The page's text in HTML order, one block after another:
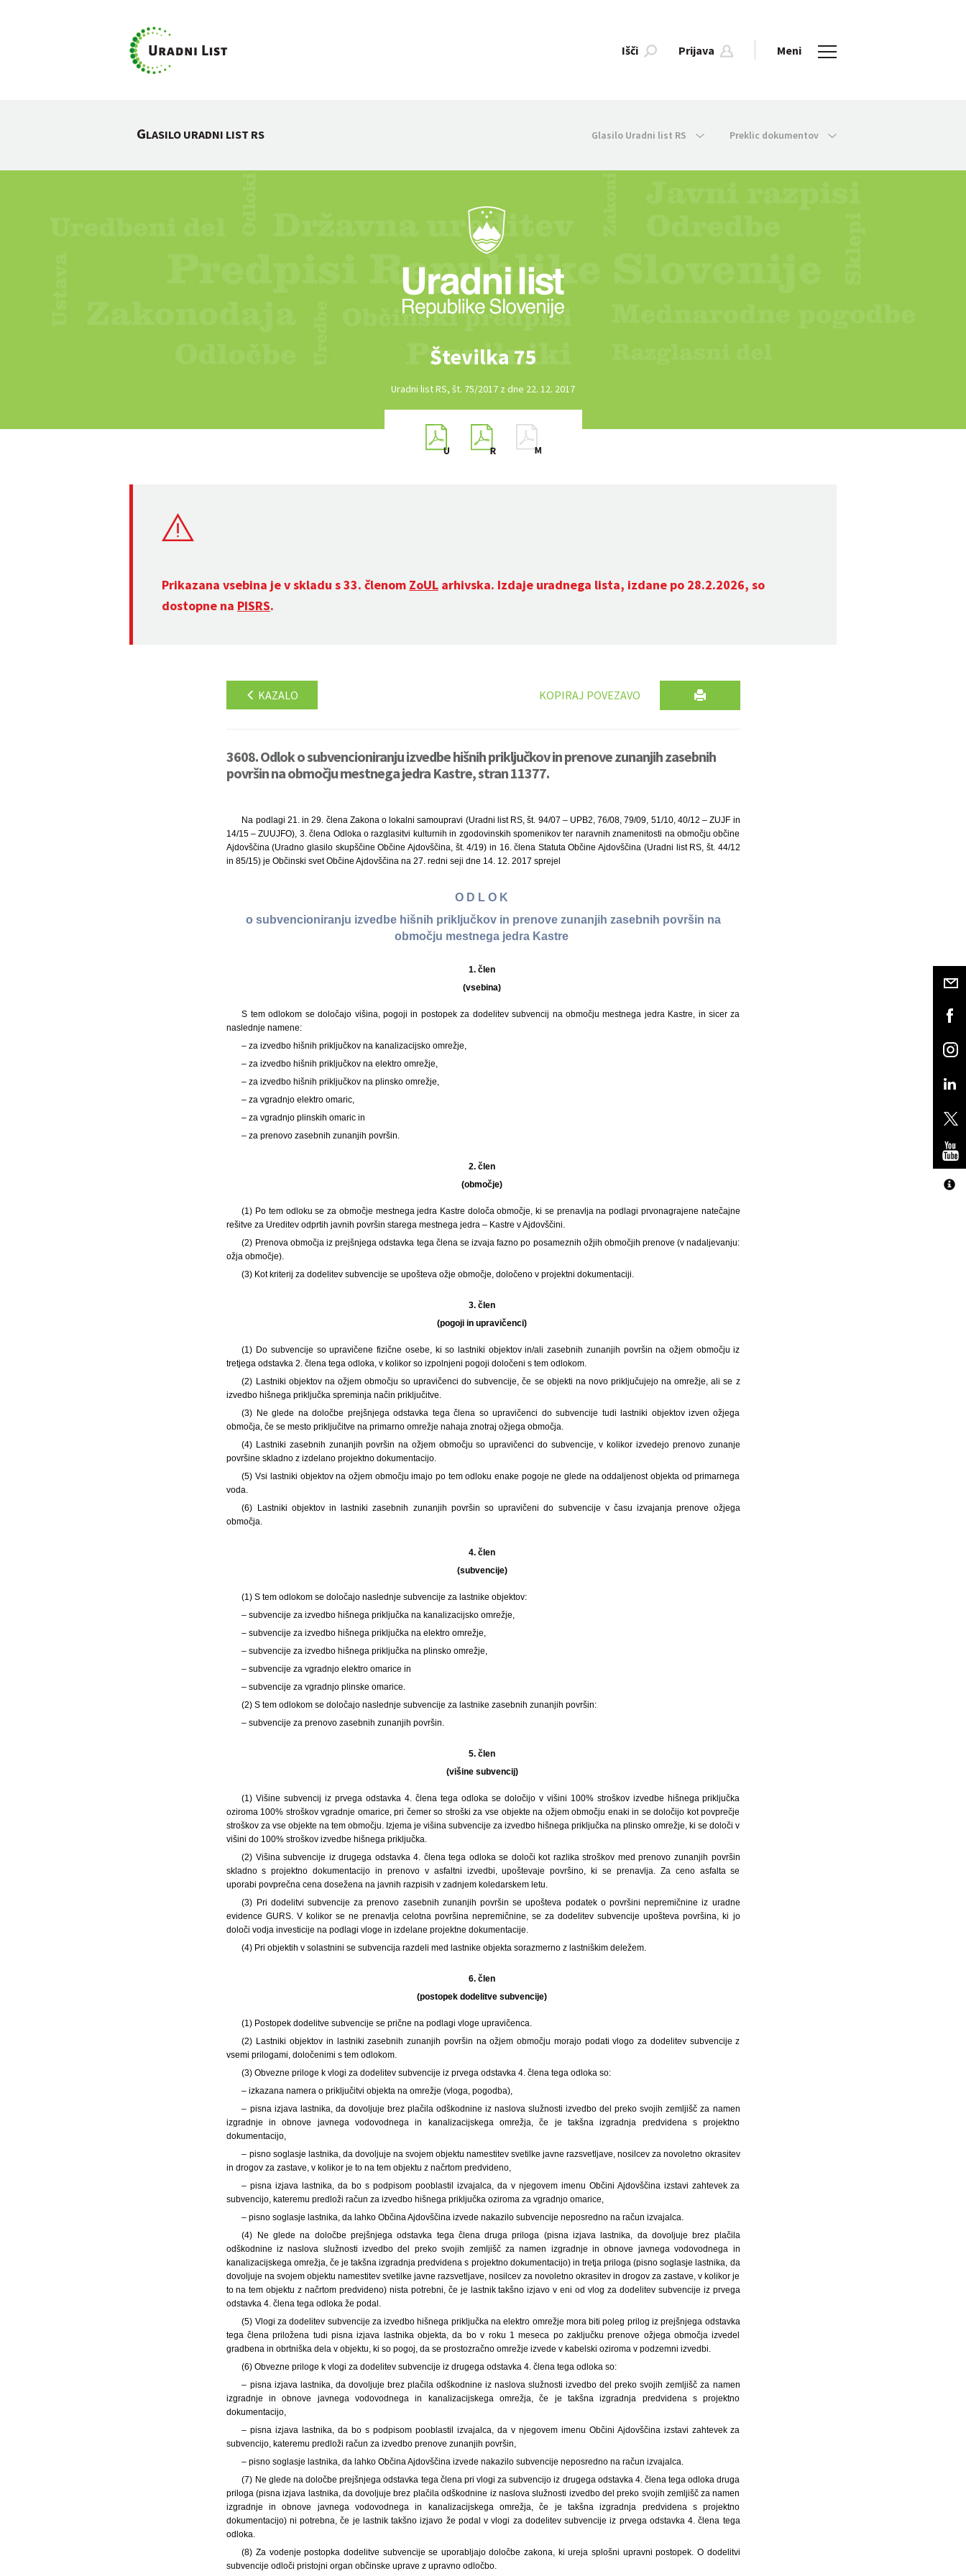
Išči Prijava Meni
GLASILO URADNI LIST RS Glasilo Uradni list RS Preklic dokumentov
Številka 75
Uradni list RS, št. 75/2017 z dne 22. 12. 2017
Prikazana vsebina je v skladu s 33. členom ZoUL arhivska. Izdaje uradnega lista, izdane po 28.2.2026, so
dostopne na PISRS.
KAZALO KOPIRAJ POVEZAVO
3608. Odlok o subvencioniranju izvedbe hišnih priključkov in prenove zunanjih zasebnih
površin na območju mestnega jedra Kastre, stran 11377.
Na podlagi 21. in 29. člena Zakona o lokalni samoupravi (Uradni list RS, št. 94/07 – UPB2, 76/08, 79/09, 51/10, 40/12 – ZUJF in
14/15 – ZUUJFO), 3. člena Odloka o razglasitvi kulturnih in zgodovinskih spomenikov ter naravnih znamenitosti na območju občine
Ajdovščina (Uradno glasilo skupščine Občine Ajdovščina, št. 4/19) in 16. člena Statuta Občine Ajdovščina (Uradni list RS, št. 44/12
in 85/15) je Občinski svet Občine Ajdovščina na 27. redni seji dne 14. 12. 2017 sprejel
O D L O K
o subvencioniranju izvedbe hišnih priključkov in prenove zunanjih zasebnih površin na
območju mestnega jedra Kastre
1. člen
(vsebina)
S tem odlokom se določajo višina, pogoji in postopek za dodelitev subvencij na območju mestnega jedra Kastre, in sicer za
naslednje namene:
– za izvedbo hišnih priključkov na kanalizacijsko omrežje,
– za izvedbo hišnih priključkov na elektro omrežje,
– za izvedbo hišnih priključkov na plinsko omrežje,
– za vgradnjo elektro omaric,
– za vgradnjo plinskih omaric in
– za prenovo zasebnih zunanjih površin.
2. člen
(območje)
(1) Po tem odloku se za območje mestnega jedra Kastre določa območje, ki se prenavlja na podlagi prvonagrajene natečajne
rešitve za Ureditev odprtih javnih površin starega mestnega jedra – Kastre v Ajdovščini.
(2) Prenova območja iz prejšnjega odstavka tega člena se izvaja fazno po posameznih ožjih območjih prenove (v nadaljevanju:
ožja območje).
(3) Kot kriterij za dodelitev subvencije se upošteva ožje območje, določeno v projektni dokumentaciji.
3. člen
(pogoji in upravičenci)
(1) Do subvencije so upravičene fizične osebe, ki so lastniki objektov in/ali zasebnih zunanjih površin na ožjem območju iz
tretjega odstavka 2. člena tega odloka, v kolikor so izpolnjeni pogoji določeni s tem odlokom.
(2) Lastniki objektov na ožjem območju so upravičenci do subvencije, če se objekti na novo priključujejo na omrežje, ali se z
izvedbo hišnega priključka spreminja način priključitve.
(3) Ne glede na določbe prejšnjega odstavka tega člena so upravičenci do subvencije tudi lastniki objektov izven ožjega
območja, če se mesto priključitve na primarno omrežje nahaja znotraj ožjega območja.
(4) Lastniki zasebnih zunanjih površin na ožjem območju so upravičenci do subvencije, v kolikor izvedejo prenovo zunanje
površine skladno z izdelano projektno dokumentacijo.
(5) Vsi lastniki objektov na ožjem območju imajo po tem odloku enake pogoje ne glede na oddaljenost objekta od primarnega
voda.
(6) Lastniki objektov in lastniki zasebnih zunanjih površin so upravičeni do subvencije v času izvajanja prenove ožjega
območja.
4. člen
(subvencije)
(1) S tem odlokom se določajo naslednje subvencije za lastnike objektov:
– subvencije za izvedbo hišnega priključka na kanalizacijsko omrežje,
– subvencije za izvedbo hišnega priključka na elektro omrežje,
– subvencije za izvedbo hišnega priključka na plinsko omrežje,
– subvencije za vgradnjo elektro omarice in
– subvencije za vgradnjo plinske omarice.
(2) S tem odlokom se določajo naslednje subvencije za lastnike zasebnih zunanjih površin:
– subvencije za prenovo zasebnih zunanjih površin.
5. člen
(višine subvencij)
(1) Višine subvencij iz prvega odstavka 4. člena tega odloka se določijo v višini 100% stroškov izvedbe hišnega priključka
oziroma 100% stroškov vgradnje omarice, pri čemer so stroški za vse objekte na ožjem območju enaki in se določijo kot povprečje
stroškov za vse objekte na tem območju. Izjema je višina subvencije za izvedbo hišnega priključka na plinsko omrežje, ki se določi v
višini do 100% stroškov izvedbe hišnega priključka.
(2) Višina subvencije iz drugega odstavka 4. člena tega odloka se določi kot razlika stroškov med prenovo zunanjih površin
skladno s projektno dokumentacijo in prenovo v asfaltni izvedbi, upoštevaje površino, ki se prenavlja. Za ceno asfalta se
uporabi povprečna cena dosežena na javnih razpisih v zadnjem koledarskem letu.
(3) Pri dodelitvi subvencije za prenovo zasebnih zunanjih površin se upošteva podatek o površini nepremičnine iz uradne
evidence GURS. V kolikor se ne prenavlja celotna površina nepremičnine, se za dodelitev subvencije upošteva površina, ki jo
določi vodja investicije na podlagi vloge in izdelane projektne dokumentacije.
(4) Pri objektih v solastnini se subvencija razdeli med lastnike objekta sorazmerno z lastniškim deležem.
6. člen
(postopek dodelitve subvencije)
(1) Postopek dodelitve subvencije se prične na podlagi vloge upravičenca.
(2) Lastniki objektov in lastniki zasebnih zunanjih površin na ožjem območju morajo podati vlogo za dodelitev subvencije z
vsemi prilogami, določenimi s tem odlokom.
(3) Obvezne priloge k vlogi za dodelitev subvencije iz prvega odstavka 4. člena tega odloka so:
– izkazana namera o priključitvi objekta na omrežje (vloga, pogodba),
– pisna izjava lastnika, da dovoljuje brez plačila odškodnine iz naslova služnosti izvedbo del preko svojih zemljišč za namen
izgradnje in obnove javnega vodovodnega in kanalizacijskega omrežja, če je takšna izgradnja predvidena s projektno
dokumentacijo,
– pisno soglasje lastnika, da dovoljuje na svojem objektu namestitev svetilke javne razsvetljave, nosilcev za novoletno okrasitev
in drogov za zastave, v kolikor je to na tem objektu z načrtom predvideno,
– pisna izjava lastnika, da bo s podpisom pooblastil izvajalca, da v njegovem imenu Občini Ajdovščina izstavi zahtevek za
subvencijo, kateremu predloži račun za izvedbo hišnega priključka oziroma za vgradnjo omarice,
– pisno soglasje lastnika, da lahko Občina Ajdovščina izvede nakazilo subvencije neposredno na račun izvajalca.
(4) Ne glede na določbe prejšnjega odstavka tega člena druga priloga (pisna izjava lastnika, da dovoljuje brez plačila
odškodnine iz naslova služnosti izvedbo del preko svojih zemljišč za namen izgradnje in obnove javnega vodovodnega in
kanalizacijskega omrežja, če je takšna izgradnja predvidena s projektno dokumentacijo) in tretja priloga (pisno soglasje lastnika, da
dovoljuje na svojem objektu namestitev svetilke javne razsvetljave, nosilcev za novoletno okrasitev in drogov za zastave, v kolikor je
to na tem objektu z načrtom predvideno) nista potrebni, če je lastnik takšno izjavo v eni od vlog za dodelitev subvencije iz prvega
odstavka 4. člena tega odloka že podal.
(5) Vlogi za dodelitev subvencije za izvedbo hišnega priključka na elektro omrežje mora biti poleg prilog iz prejšnjega odstavka
tega člena priložena tudi pisna izjava lastnika objekta, da bo v roku 1 meseca po zaključku prenove ožjega območja izvedel
gradbena in obrtniška dela v objektu, ki so pogoj, da se prostozračno omrežje izvede v kabelski oziroma v podzemni izvedbi.
(6) Obvezne priloge k vlogi za dodelitev subvencije iz drugega odstavka 4. člena tega odloka so:
– pisna izjava lastnika, da dovoljuje brez plačila odškodnine iz naslova služnosti izvedbo del preko svojih zemljišč za namen
izgradnje in obnove javnega vodovodnega in kanalizacijskega omrežja, če je takšna izgradnja predvidena s projektno
dokumentacijo,
– pisna izjava lastnika, da bo s podpisom pooblastil izvajalca, da v njegovem imenu Občini Ajdovščina izstavi zahtevek za
subvencijo, kateremu predloži račun za izvedbo prenove zunanjih površin,
– pisno soglasje lastnika, da lahko Občina Ajdovščina izvede nakazilo subvencije neposredno na račun izvajalca.
(7) Ne glede na določbe prejšnjega odstavka tega člena pri vlogi za subvencijo iz drugega odstavka 4. člena tega odloka druga
priloga (pisna izjava lastnika, da dovoljuje brez plačila odškodnine iz naslova služnosti izvedbo del preko svojih zemljišč za namen
izgradnje in obnove javnega vodovodnega in kanalizacijskega omrežja, če je takšna izgradnja predvidena s projektno
dokumentacijo) ni potrebna, če je lastnik takšno izjavo že podal v vlogi za dodelitev subvencije iz prvega odstavka 4. člena tega
odloka.
(8) Za vodenje postopka dodelitve subvencije se uporabljajo določbe zakona, ki ureja splošni upravni postopek. O dodelitvi
subvencije odloči pristojni organ občinske uprave z upravno odločbo.